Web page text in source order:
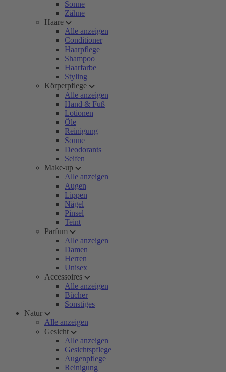
Sonne
Zähne
Haare
Alle anzeigen
Conditioner
Haarpflege
Shampoo
Haarfarbe
Styling
Körperpflege
Alle anzeigen
Hand & Fuß
Lotionen
Öle
Reinigung
Sonne
Deodorants
Seifen
Make-up
Alle anzeigen
Augen
Lippen
Nägel
Pinsel
Teint
Parfum
Alle anzeigen
Damen
Herren
Unisex
Accessoires
Alle anzeigen
Bücher
Sonstiges
Natur
Alle anzeigen
Gesicht
Alle anzeigen
Gesichtspflege
Augenpflege
Reinigung